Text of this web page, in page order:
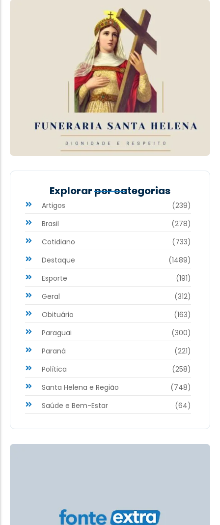
Explorar por categorias
Artigos
(239)
Brasil
(278)
Cotidiano
(733)
Destaque
(1489)
Esporte
(191)
Geral
(312)
Obituário
(163)
Paraguai
(300)
Paraná
(221)
Política
(258)
Santa Helena e Região
(748)
Saúde e Bem-Estar
(64)